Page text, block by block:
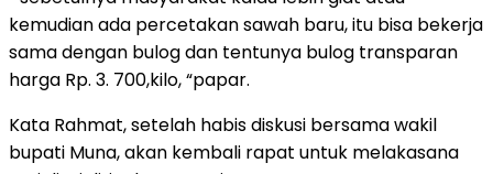
kemudian ada percetakan sawah baru, itu bisa bekerja
sama dengan bulog dan tentunya bulog transparan
harga Rp. 3. 700,kilo, “papar.
Kata Rahmat, setelah habis diskusi bersama wakil
bupati Muna, akan kembali rapat untuk melakasana